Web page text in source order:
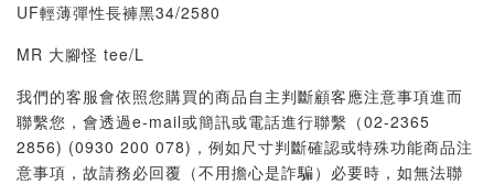
UF輕薄彈性長褲黑34/2580
MR 大腳怪 tee/L
我們的客服會依照您購買的商品自主判斷顧客應注意事項進而
聯繫您，會透過e-mail或簡訊或電話進行聯繫（02-2365
2856) (0930 200 078)，例如尺寸判斷確認或特殊功能商品注
意事項，故請務必回覆（不用擔心是詐騙）必要時，如無法聯